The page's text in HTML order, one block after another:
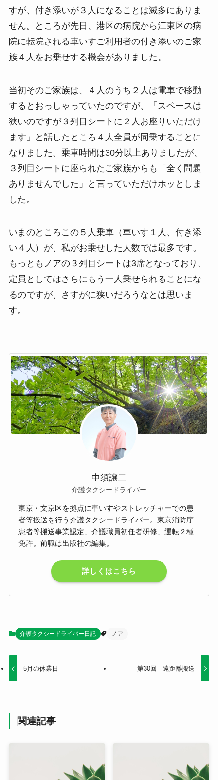
すが、付き添いが３人になることは滅多にありま
せん。ところが先日、港区の病院から江東区の病
院に転院される車いすご利用者の付き添いのご家
族４人をお乗せする機会がありました。
当初そのご家族は、４人のうち２人は電車で移動
するとおっしゃっていたのですが、「スペースは
狭いのですが３列目シートに２人お座りいただけ
ます」と話したところ４人全員が同乗することに
なりました。乗車時間は30分以上ありましたが、
３列目シートに座られたご家族からも「全く問題
ありませんでした」と言っていただけホッとしま
した。
いまのところこの５人乗車（車いす１人、付き添
い４人）が、私がお乗せした人数では最多です。
もっともノアの３列目シートは3席となっており、
定員としてはさらにもう一人乗せられることにな
るのですが、さすがに狭いだろうなとは思いま
す。
中須譲二
介護タクシードライバー
東京・文京区を拠点に車いすやストレッチャーでの患
者等搬送を行う介護タクシードライバー。東京消防庁
患者等搬送事業認定、介護職員初任者研修、運転２種
免許。前職は出版社の編集。
詳しくはこちら
介護タクシードライバー日記 ノア
5月の休業日 第30回 遠距離搬送
関連記事